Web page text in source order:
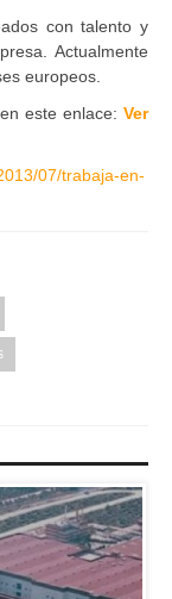
con talento y
Actualmente
europeos.
este enlace: Ver
07/trabaja-en-